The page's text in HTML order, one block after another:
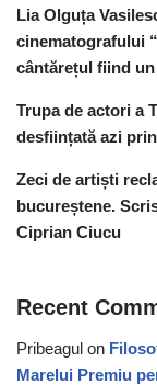
Lia Olguța
cinematografului
cântărețul fiind
Trupa de actori a
desființată azi
Zeci de artiști
bucureștene.
Ciprian Ciucu
Recent
Pribeagul on
Marelui Premiu